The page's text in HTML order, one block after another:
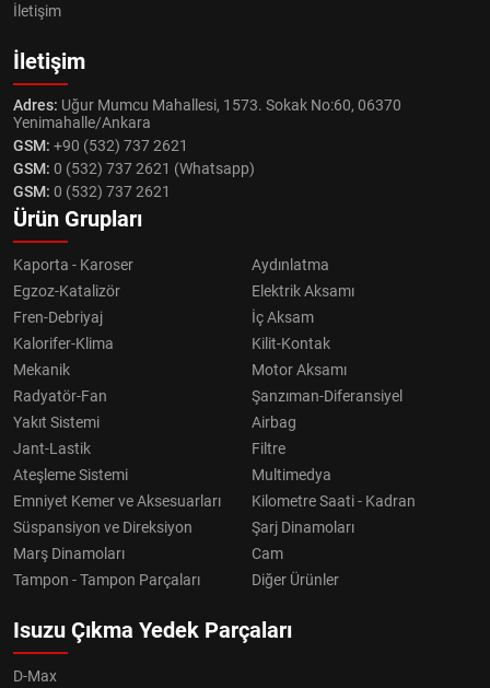
İletişim
İletişim
Adres: Uğur Mumcu Mahallesi, 1573. Sokak No:60, 06370
Yenimahalle/Ankara
GSM: +90 (532) 737 2621
GSM: 0 (532) 737 2621 (Whatsapp)
GSM: 0 (532) 737 2621
Ürün Grupları
Kaporta - Karoser
Aydınlatma
Egzoz-Katalizör
Elektrik Aksamı
Fren-Debriyaj
İç Aksam
Kalorifer-Klima
Kilit-Kontak
Mekanik
Motor Aksamı
Radyatör-Fan
Şanzıman-Diferansiyel
Yakıt Sistemi
Airbag
Jant-Lastik
Filtre
Ateşleme Sistemi
Multimedya
Emniyet Kemer ve Aksesuarları
Kilometre Saati - Kadran
Süspansiyon ve Direksiyon
Şarj Dinamoları
Marş Dinamoları
Cam
Tampon - Tampon Parçaları
Diğer Ürünler
Isuzu Çıkma Yedek Parçaları
D-Max